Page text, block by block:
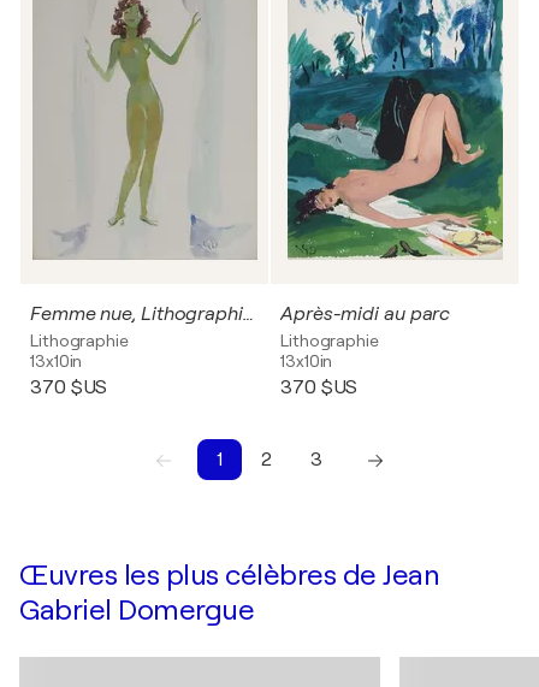
Femme nue, Lithographie et pochoir signée
Lithographie
13x10in
370 $US
Après-midi au parc
Lithographie
13x10in
370 $US
1 2
3
Œuvres les plus célèbres de Jean
Gabriel Domergue